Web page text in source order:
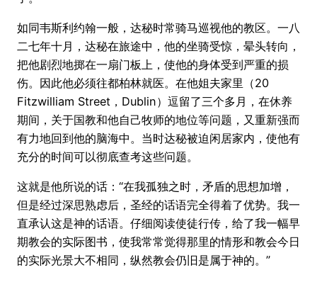
如同韦斯利约翰一般，达秘时常骑马巡视他的教区。一八
二七年十月，达秘在旅途中，他的坐骑受惊，晕头转向，
把他剧烈地掷在一扇门板上，使他的身体受到严重的损
伤。因此他必须往都柏林就医。在他姐夫家里（20
Fitzwilliam Street，Dublin）逗留了三个多月，在休养
期间，关于国教和他自己牧师的地位等问题，又重新强而
有力地回到他的脑海中。当时达秘被迫闲居家内，使他有
充分的时间可以彻底查考这些问题。
这就是他所说的话：“在我孤独之时，矛盾的思想加增，
但是经过深思熟虑后，圣经的话语完全得着了优势。我一
直承认这是神的话语。仔细阅读使徒行传，给了我一幅早
期教会的实际图书，使我常常觉得那里的情形和教会今日
的实际光景大不相同，纵然教会仍旧是属于神的。”